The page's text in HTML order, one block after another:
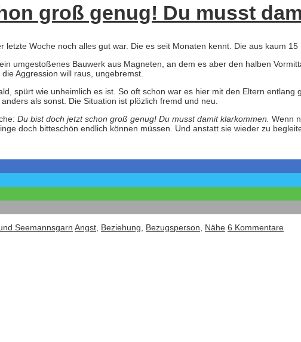
groß genug! Du musst
letzte Woche noch alles gut war. Die es seit Monaten kennt. Die aus kaum
umgestoßenes Bauwerk aus Magneten, an dem es aber den halben
Aggression will raus, ungebremst.
spürt wie unheimlich es ist. So oft schon war es hier mit den Eltern
als sonst. Die Situation ist plözlich fremd und neu.
Du bist doch jetzt schon groß genug! Du musst damit klarkommen. Wenn
doch bitteschön endlich können müssen. Und anstatt sie wieder zu
Seemannsgarn Angst Beziehung Bezugsperson Nähe 6 Kommentare